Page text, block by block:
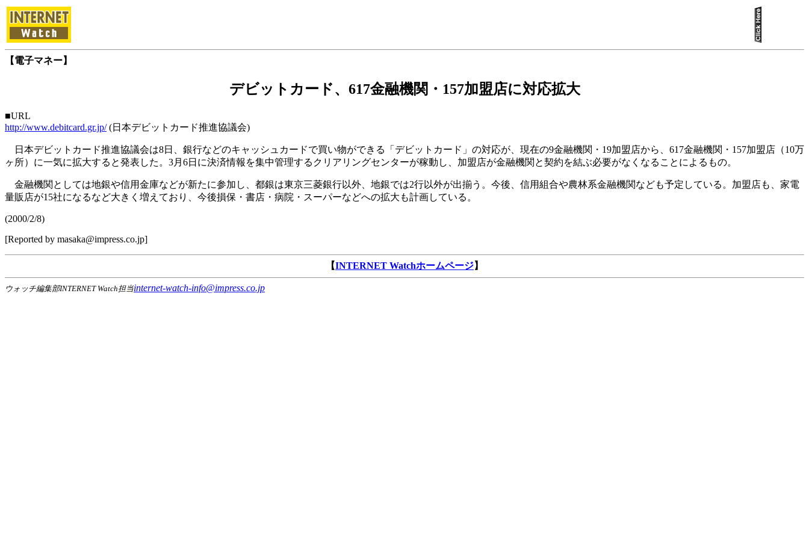
【電子マネー】
デビットカード、617金融機関・157加盟店に対応拡大
■URL
http://www.debitcard.gr.jp/(日本デビットカード推進協議会)
日本デビットカード推進協議会は8日、銀行などのキャッシュカードで買い物ができる「デビットカード」の対応が、現在の9金融機関・19加盟店から、617金融機関・157加盟店（10万
ヶ所）に一気に拡大すると発表した。3月6日に決済情報を集中管理するクリアリングセンターが稼動し、加盟店が金融機関と契約を結ぶ必要がなくなることによるもの。
金融機関としては地銀や信用金庫などが新たに参加し、都銀は東京三菱銀行以外、地銀では2行以外が出揃う。今後、信用組合や農林系金融機関なども予定している。加盟店も、家電
量販店が15社になるなど大きく増えており、今後損保・書店・病院・スーパーなどへの拡大も計画している。
(2000/2/8)
[Reported by masaka@impress.co.jp]
【INTERNET Watchホームページ】
ウォッチ編集部INTERNET Watch担当internet-watch-info@impress.co.jp